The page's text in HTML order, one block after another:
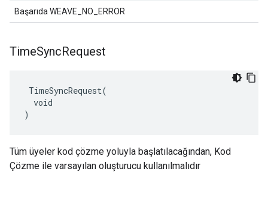
Başarıda WEAVE_NO_ERROR
TimeSyncRequest
TimeSyncRequest(
  void
)
Tüm üyeler kod çözme yoluyla başlatılacağından, Kod
Çözme ile varsayılan oluşturucu kullanılmalıdır